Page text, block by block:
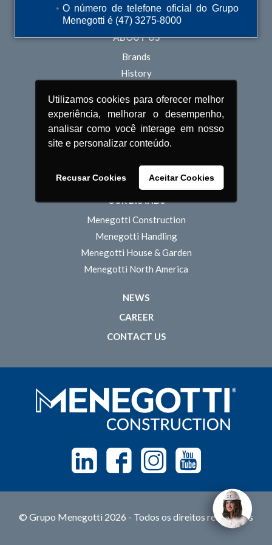
O número de telefone oficial do Grupo
Menegotti é (47) 3275-8000
Utilizamos cookies para oferecer melhor
experiência, melhorar o desempenho,
analisar como você interage em nosso
site e personalizar conteúdo.
Recusar Cookies Aceitar Cookies
ABOUT US
Brands
History
Commercial Structure
Operational Structure
Innovation
OUR BRANDS
Menegotti Construction
Menegotti Handling
Menegotti House & Garden
Menegotti North America
NEWS
CAREER
CONTACT US
Linkedin FacebookInstagramYoutube
© Grupo Menegotti 2026 - Todos os direitos reservados